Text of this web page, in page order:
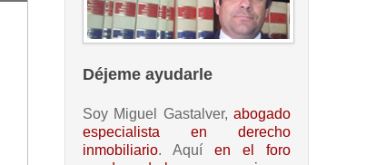
Déjeme ayudarle
Soy Miguel Gastalver, abogado
especialista en derecho
inmobiliario. Aquí en el foro